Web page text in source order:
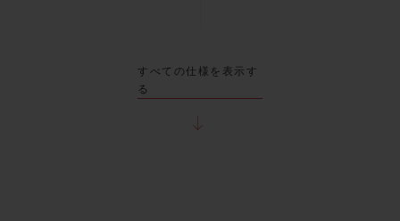
すべての仕様を表示す
る